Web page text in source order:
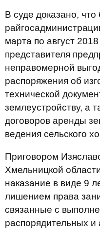
В суде доказано,
марта по август
представителя
неправомерной
распоряжения об
технической
землеустройству, а
договоров аренды
ведения сельского
Приговором
Хмельницкой
наказание в виде 9
лишением права
связанные с
распорядительных и